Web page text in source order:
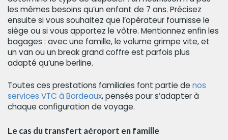
les mêmes besoins qu’un enfant de 7 ans. Précisez
ensuite si vous souhaitez que l’opérateur fournisse le
siège ou si vous apportez le vôtre. Mentionnez enfin les
bagages : avec une famille, le volume grimpe vite, et
un van ou un break grand coffre est parfois plus
adapté qu’une berline.
Toutes ces prestations familiales font partie de nos
services VTC à Bordeaux, pensés pour s’adapter à
chaque configuration de voyage.
Le cas du transfert aéroport en famille